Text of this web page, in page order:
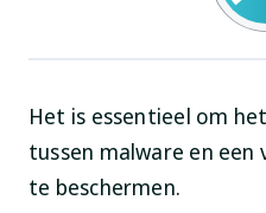
Het is essentieel om
tussen malware en
te beschermen.